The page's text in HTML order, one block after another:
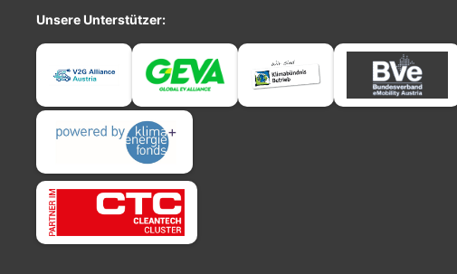
Unsere Unterstützer: